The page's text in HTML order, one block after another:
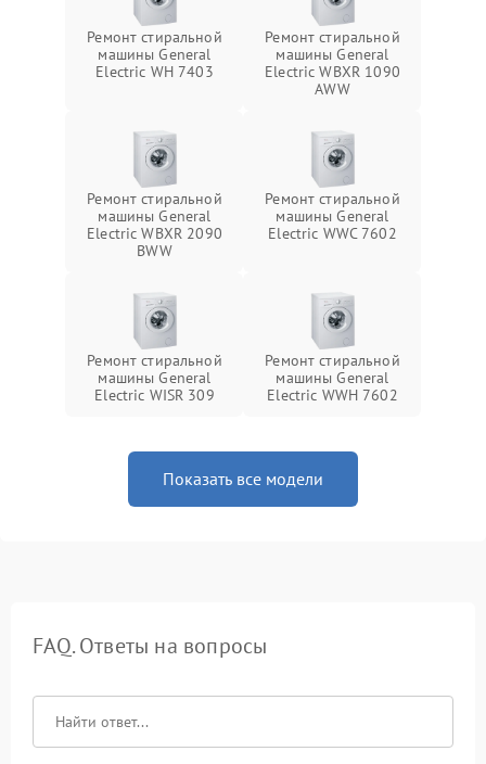
Ремонт стиральной
машины General
Electric WH 7403
Ремонт стиральной
машины General
Electric WBXR 1090
AWW
Ремонт стиральной
машины General
Electric WBXR 2090
BWW
Ремонт стиральной
машины General
Electric WWC 7602
Ремонт стиральной
машины General
Electric WISR 309
Ремонт стиральной
машины General
Electric WWH 7602
Показать все модели
FAQ. Ответы на вопросы